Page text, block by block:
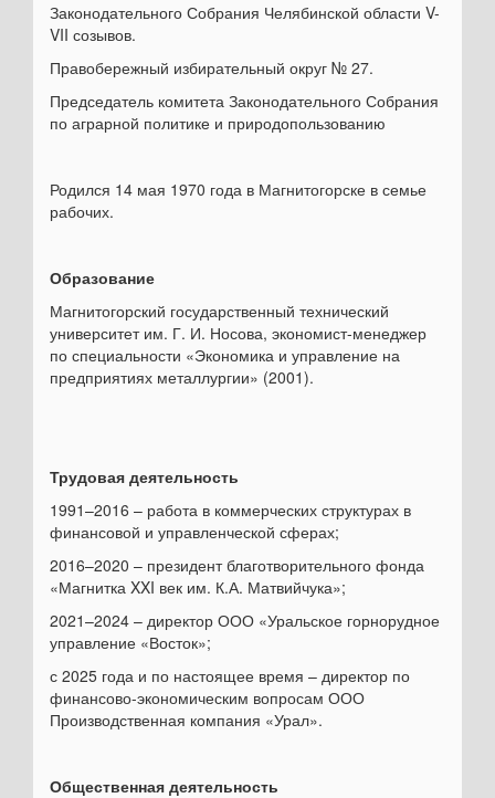
Законодательного Собрания Челябинской области V-
VII созывов.
Правобережный избирательный округ № 27.
Председатель комитета Законодательного Собрания
по аграрной политике и природопользованию
Родился 14 мая 1970 года в Магнитогорске в семье
рабочих.
Образование
Магнитогорский государственный технический
университет им. Г. И. Носова, экономист-менеджер
по специальности «Экономика и управление на
предприятиях металлургии» (2001).
Трудовая деятельность
1991–2016 – работа в коммерческих структурах в
финансовой и управленческой сферах;
2016–2020 – президент благотворительного фонда
«Магнитка XXI век им. К.А. Матвийчука»;
2021–2024 – директор ООО «Уральское горнорудное
управление «Восток»;
с 2025 года и по настоящее время – директор по
финансово-экономическим вопросам ООО
Производственная компания «Урал».
Общественная деятельность